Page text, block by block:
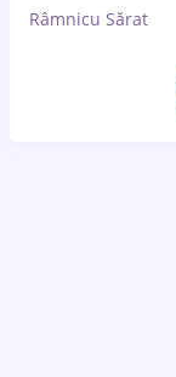
Râmnicu Sărat